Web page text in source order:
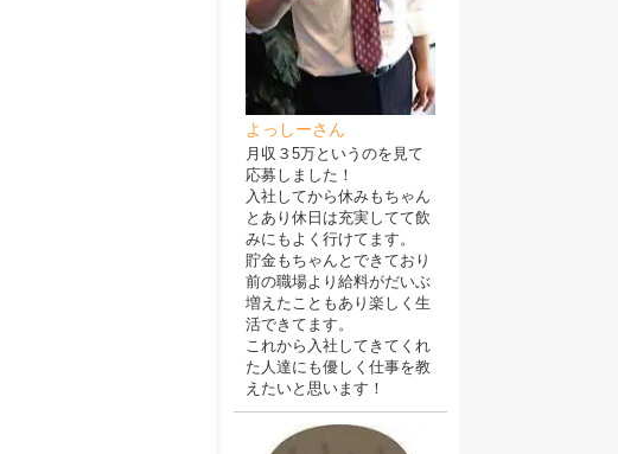
よっしーさん
月収３5万というのを見て
応募しました！
入社してから休みもちゃん
とあり休日は充実してて飲
みにもよく行けてます。
貯金もちゃんとできており
前の職場より給料がだいぶ
増えたこともあり楽しく生
活できてます。
これから入社してきてくれ
た人達にも優しく仕事を教
えたいと思います！